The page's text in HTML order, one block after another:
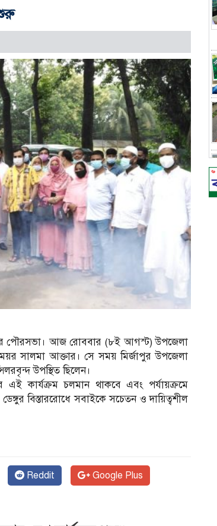
পৌরসভা। আজ রোববার (৮ই আগস্ট) উপজেলা
সালমা আক্তার। সে সময় মির্জাপুর উপজেলা
উপস্থিত ছিলেন।
কার্যক্রম চলমান থাকবে এবং পর্যায়ক্রমে
বিস্তাররোধে সবাইকে সচেতন ও দায়িত্বশীল
Reddit Google Plus